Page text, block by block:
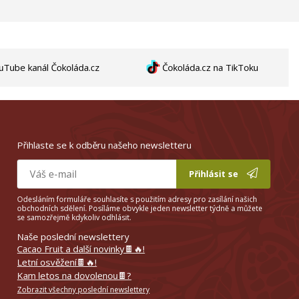
kanál Čokoláda.cz Čokoláda.cz na TikToku
Přihlaste se k odběru našeho newsletteru
Přihlásit se
Odesláním formuláře souhlasíte s použitím adresy pro zasílání našich
obchodních sdělení. Posíláme obvykle jeden newsletter týdně a můžete
se samozřejmě kdykoliv odhlásit.
Naše poslední newslettery
Cacao Fruit a další novinky🍫🔥!
Letní osvěžení🍫🔥!
Kam letos na dovolenou🍫?
Zobrazit všechny poslední newslettery